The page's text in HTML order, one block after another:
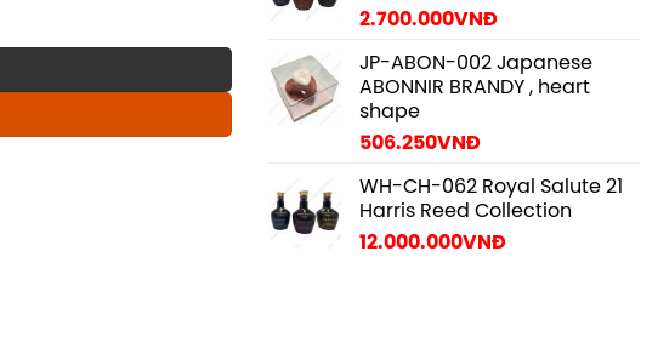
2.700.000VNĐ
JP-ABON-002 Japanese
ABONNIR BRANDY , heart
shape
506.250VNĐ
WH-CH-062 Royal Salute 21
Harris Reed Collection
12.000.000VNĐ